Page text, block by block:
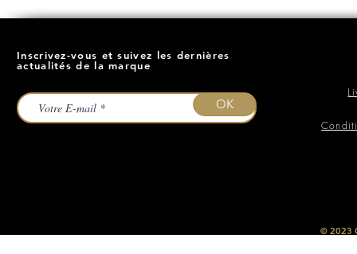
Inscrivez-vous et suivez les dernières
actualités de la marque
OK
​© 2023